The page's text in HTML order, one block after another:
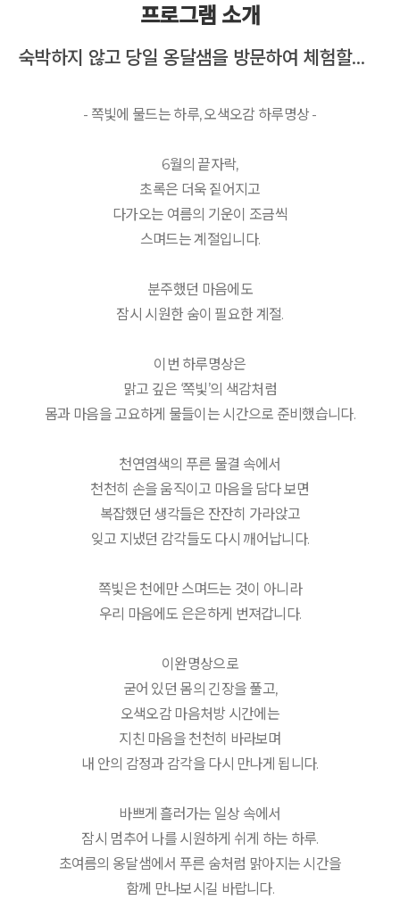
프로그램 소개
숙박하지 않고 당일 옹달샘을 방문하여 체험할 수 있는 명상 프로그램입니다.
- 쪽빛에 물드는 하루, 오색오감 하루명상 -
6월의 끝자락,
초록은 더욱 짙어지고
다가오는 여름의 기운이 조금씩
스며드는 계절입니다.
분주했던 마음에도
잠시 시원한 숨이 필요한 계절.
이번 하루명상은
맑고 깊은 ‘쪽빛’의 색감처럼
몸과 마음을 고요하게 물들이는 시간으로 준비했습니다.
천연염색의 푸른 물결 속에서
천천히 손을 움직이고 마음을 담다 보면
복잡했던 생각들은 잔잔히 가라앉고
잊고 지냈던 감각들도 다시 깨어납니다.
쪽빛은 천에만 스며드는 것이 아니라
우리 마음에도 은은하게 번져갑니다.
이완명상으로
굳어 있던 몸의 긴장을 풀고,
오색오감 마음처방 시간에는
지친 마음을 천천히 바라보며
내 안의 감정과 감각을 다시 만나게 됩니다.
바쁘게 흘러가는 일상 속에서
잠시 멈추어 나를 시원하게 쉬게 하는 하루.
초여름의 옹달샘에서 푸른 숨처럼 맑아지는 시간을
함께 만나보시길 바랍니다.